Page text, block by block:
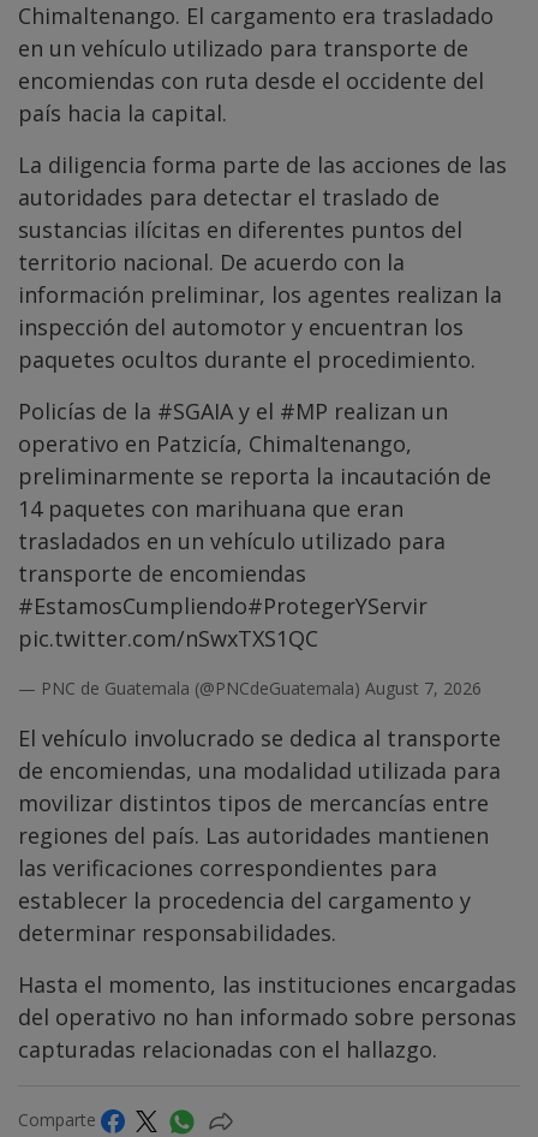
Chimaltenango. El cargamento era trasladado
en un vehículo utilizado para transporte de
encomiendas con ruta desde el occidente del
país hacia la capital.
La diligencia forma parte de las acciones de las
autoridades para detectar el traslado de
sustancias ilícitas en diferentes puntos del
territorio nacional. De acuerdo con la
información preliminar, los agentes realizan la
inspección del automotor y encuentran los
paquetes ocultos durante el procedimiento.
Policías de la #SGAIA y el #MP realizan un
operativo en Patzicía, Chimaltenango,
preliminarmente se reporta la incautación de
14 paquetes con marihuana que eran
trasladados en un vehículo utilizado para
transporte de encomiendas
#EstamosCumpliendo#ProtegerYServir
pic.twitter.com/nSwxTXS1QC
— PNC de Guatemala (@PNCdeGuatemala) August 7, 2026
El vehículo involucrado se dedica al transporte
de encomiendas, una modalidad utilizada para
movilizar distintos tipos de mercancías entre
regiones del país. Las autoridades mantienen
las verificaciones correspondientes para
establecer la procedencia del cargamento y
determinar responsabilidades.
Hasta el momento, las instituciones encargadas
del operativo no han informado sobre personas
capturadas relacionadas con el hallazgo.
Comparte